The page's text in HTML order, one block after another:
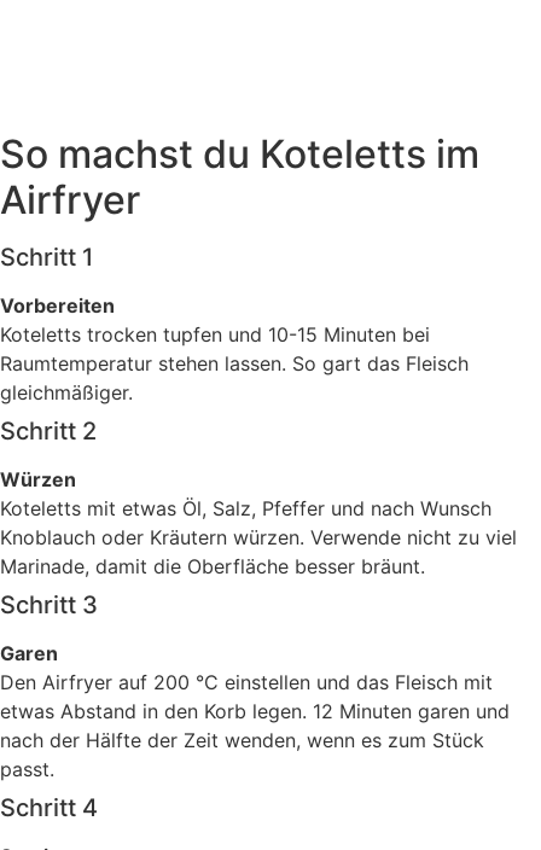
So machst du Koteletts im
Airfryer
Schritt 1
Vorbereiten
Koteletts trocken tupfen und 10-15 Minuten bei
Raumtemperatur stehen lassen. So gart das Fleisch
gleichmäßiger.
Schritt 2
Würzen
Koteletts mit etwas Öl, Salz, Pfeffer und nach Wunsch
Knoblauch oder Kräutern würzen. Verwende nicht zu viel
Marinade, damit die Oberfläche besser bräunt.
Schritt 3
Garen
Den Airfryer auf 200 °C einstellen und das Fleisch mit
etwas Abstand in den Korb legen. 12 Minuten garen und
nach der Hälfte der Zeit wenden, wenn es zum Stück
passt.
Schritt 4